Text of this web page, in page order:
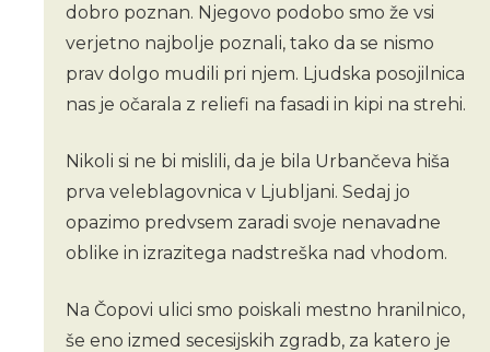
dobro poznan. Njegovo podobo smo že vsi
verjetno najbolje poznali, tako da se nismo
prav dolgo mudili pri njem. Ljudska posojilnica
nas je očarala z reliefi na fasadi in kipi na strehi.
Nikoli si ne bi mislili, da je bila Urbančeva hiša
prva veleblagovnica v Ljubljani. Sedaj jo
opazimo predvsem zaradi svoje nenavadne
oblike in izrazitega nadstreška nad vhodom.
Na Čopovi ulici smo poiskali mestno hranilnico,
še eno izmed secesijskih zgradb, za katero je